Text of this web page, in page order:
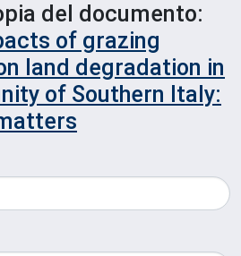
del documento:
of grazing
land degradation in
of Southern Italy: